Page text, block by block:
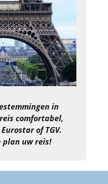
in
comfortabel,
of TGV.
plan uw reis!